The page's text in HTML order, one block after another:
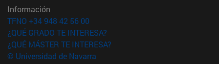
Información
TFNO +34 948 42 56 00
¿QUÉ GRADO TE INTERESA?
¿QUÉ MÁSTER TE INTERESA?
© Universidad de Navarra